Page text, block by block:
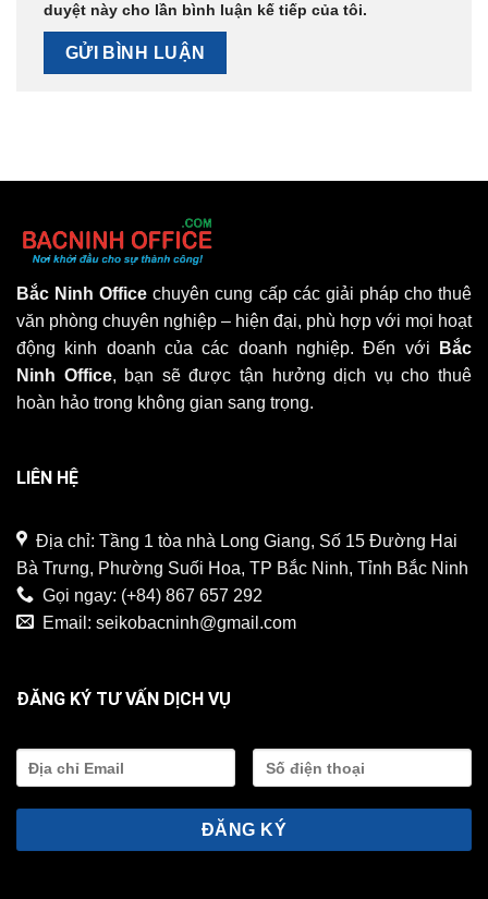
duyệt này cho lần bình luận kế tiếp của tôi.
Bắc Ninh Office chuyên cung cấp các giải pháp cho thuê
văn phòng chuyên nghiệp – hiện đại, phù hợp với mọi hoạt
động kinh doanh của các doanh nghiệp. Đến với
Bắc
Ninh Office, bạn sẽ được tận hưởng dịch vụ cho thuê
hoàn hảo trong không gian sang trọng.
LIÊN HỆ
Địa chỉ: Tầng 1 tòa nhà Long Giang, Số 15 Đường Hai
Bà Trưng, Phường Suối Hoa, TP Bắc Ninh, Tỉnh Bắc Ninh
Gọi ngay: (+84) 867 657 292
Email: seikobacninh@gmail.com
ĐĂNG KÝ TƯ VẤN DỊCH VỤ